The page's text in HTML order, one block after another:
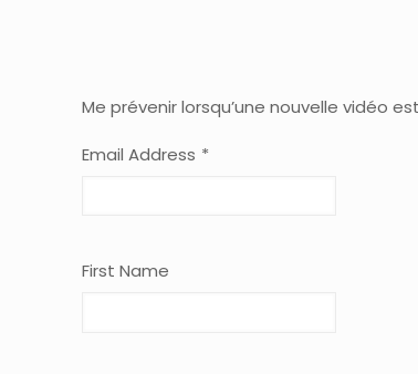
Me prévenir lorsqu’une nouvelle vidéo
Email Address *
First Name